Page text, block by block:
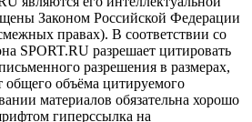
Законом Российской Федерации
правах). В соответствии со
SPORT.RU разрешает цитировать
разрешения в размерах,
объёма цитируемого
материалов обязательна хорошо
гиперссылка на